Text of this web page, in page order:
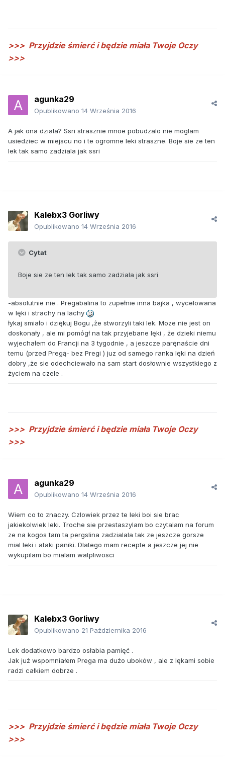
>>> Przyjdzie śmierć i będzie miała Twoje Oczy
>>>
agunka29
Opublikowano 14 Września 2016
A jak ona dziala? Ssri strasznie mnoe pobudzalo nie moglam
usiedziec w miejscu no i te ogromne leki straszne. Boje sie ze ten
lek tak samo zadziala jak ssri
Kalebx3 Gorliwy
Opublikowano 14 Września 2016
Cytat
Boje sie ze ten lek tak samo zadziala jak ssri
-absolutnie nie . Pregabalina to zupełnie inna bajka , wycelowana
w lęki i strachy na lachy
łykaj smiało i dziękuj Bogu ,że stworzyli taki lek. Moze nie jest on
doskonały , ale mi pomógł na tak przyjebane lęki , że dzieki niemu
wyjechałem do Francji na 3 tygodnie , a jeszcze paręnaście dni
temu (przed Pregą- bez Pregi ) juz od samego ranka lęki na dzień
dobry ,że sie odechciewało na sam start dosłownie wszystkiego z
życiem na czele .
>>> Przyjdzie śmierć i będzie miała Twoje Oczy
>>>
agunka29
Opublikowano 14 Września 2016
Wiem co to znaczy. Czlowiek przez te leki boi sie brac
jakiekolwiek leki. Troche sie przestaszylam bo czytalam na forum
ze na kogos tam ta pergslina zadzialala tak ze jeszcze gorsze
mial leki i ataki paniki. Dlatego mam recepte a jeszcze jej nie
wykupilam bo mialam watpliwosci
Kalebx3 Gorliwy
Opublikowano 21 Października 2016
Lek dodatkowo bardzo osłabia pamięć .
Jak już wspomniałem Prega ma dużo uboków , ale z lękami sobie
radzi całkiem dobrze .
>>> Przyjdzie śmierć i będzie miała Twoje Oczy
>>>